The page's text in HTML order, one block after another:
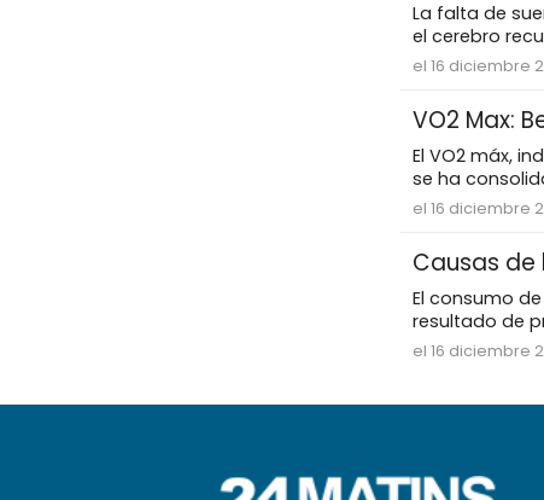
La falta de
el cerebro
el 16 diciembre
VO2 Max:
El VO2 máx,
se ha
el 16 diciembre
Causas
El consumo
resultado de
el 16 diciembre